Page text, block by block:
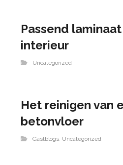
Passend
interieur
Uncategorized
Het reinigen van
betonvloer
Gastblogs, Uncategorized